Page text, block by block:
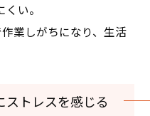
い。
業しがちになり、生活
ストレスを感じる